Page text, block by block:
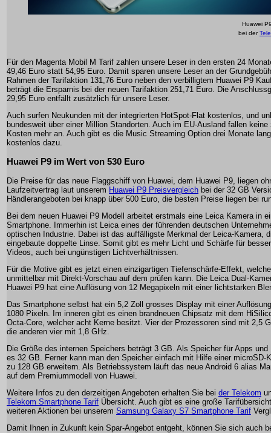
Huawei
bei der
Für den Magenta Mobil M Tarif zahlen unsere Leser in den ersten 24
49,46 Euro statt 54,95 Euro. Damit sparen unsere Leser an der
Rahmen der Tarifaktion 131,76 Euro neben den verbilligtem Huawei P9
beträgt die Ersparnis bei der neuen Tarifaktion 251,71 Euro. Die
29,95 Euro entfällt zusätzlich für unsere Leser.
Auch surfen Neukunden mit der integrierten HotSpot-Flat kostenlos, und
bundesweit über einer Million Standorten. Auch im EU-Ausland fallen
Kosten mehr an. Auch gibt es die Music Streaming Option drei Monate
kostenlos dazu.
Huawei P9 im Wert von 530 Euro
Die Preise für das neue Flaggschiff von Huawei, dem Huawei P9, liegen
Laufzeitvertrag laut unserem Huawei P9 Preisvergleich bei der 32 GB
Händlerangeboten bei knapp über 500 Euro, die besten Preise liegen bei
Bei dem neuen Huawei P9 Modell arbeitet erstmals eine Leica Kamera in
Smartphone. Immerhin ist Leica eines der führenden deutschen
optischen Industrie. Dabei ist das auffälligste Merkmal der Leica-Kamera,
eingebaute doppelte Linse. Somit gibt es mehr Licht und Schärfe für
Videos, auch bei ungünstigen Lichtverhältnissen.
Für die Motive gibt es jetzt einen einzigartigen Tiefenschärfe-Effekt,
unmittelbar mit Direkt-Vorschau auf dem prüfen kann. Die Leica Dual-
Huawei P9 hat eine Auflösung von 12 Megapixeln mit einer lichtstarken
Das Smartphone selbst hat ein 5,2 Zoll grosses Display mit einer
1080 Pixeln. Im inneren gibt es einen brandneuen Chipsatz mit dem
Octa-Core, welcher acht Kerne besitzt. Vier der Prozessoren sind mit 2,5
die anderen vier mit 1,8 GHz.
Die Größe des internen Speichers beträgt 3 GB. Als Speicher für Apps und
es 32 GB. Ferner kann man den Speicher einfach mit Hilfe einer microSD-
zu 128 GB erweitern. Als Betriebssystem läuft das neue Android 6 alias
auf dem Premiummodell von Huawei.
Weitere Infos zu den derzeitigen Angeboten erhalten Sie bei der Telekom
Telekom Smartphone Tarif Übersicht. Auch gibt es eine große
weiteren Aktionen bei unserem Samsung Galaxy S7 Smartphone Tarif
Damit Ihnen in Zukunft kein Spar-Angebot entgeht, können Sie sich auch